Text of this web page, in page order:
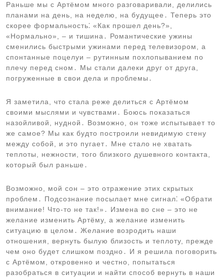
Раньше мы с Артёмом много разговаривали, делились
планами на день, на неделю, на будущее․ Теперь это
скорее формальность⁚ «Как прошел день?»,
«Нормально», – и тишина․ Романтические ужины
сменились быстрыми ужинами перед телевизором, а
спонтанные поцелуи – рутинным похлопыванием по
плечу перед сном․ Мы стали далеки друг от друга,
погруженные в свои дела и проблемы․
Я заметила, что стала реже делиться с Артёмом
своими мыслями и чувствами․ Боюсь показаться
назойливой, нудной․ Возможно, он тоже испытывает то
же самое? Мы как будто построили невидимую стену
между собой, и это пугает․ Мне стало не хватать
теплоты, нежности, того близкого душевного контакта,
который был раньше․
Возможно, мой сон – это отражение этих скрытых
проблем․ Подсознание посылает мне сигнал⁚ «Обрати
внимание! Что-то не так!»․ Измена во сне – это не
желание изменить Артёму, а желание изменить
ситуацию в целом․ Желание возродить наши
отношения, вернуть былую близость и теплоту, прежде
чем оно будет слишком поздно․ И я решила поговорить
с Артёмом, откровенно и честно, попытаться
разобраться в ситуации и найти способ вернуть в наши